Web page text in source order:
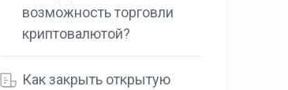
возможность торговли
криптовалютой?
Как закрыть открытую